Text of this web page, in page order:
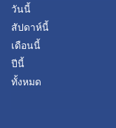
วันนี้
สัปดาห์นี้
เดือนนี้
ปีนี้
ทั้งหมด